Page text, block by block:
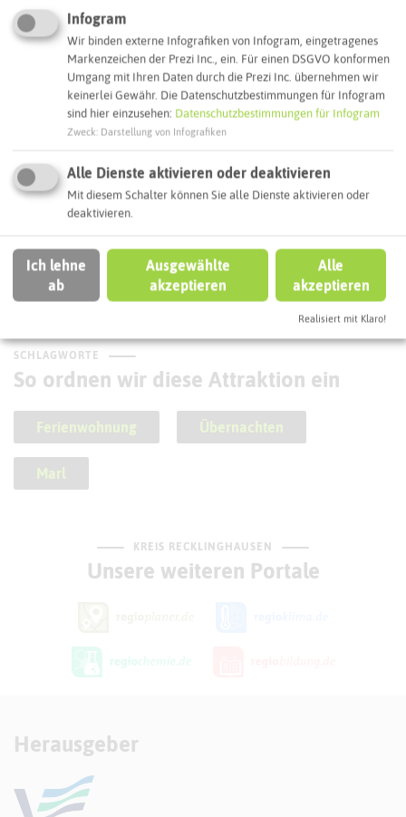
MARL
Von Gelsenkirchen nach Reken (X7)
SCHLAGWORTE
So ordnen wir diese Attraktion ein
Ferienwohnung Übernachten
Marl
KREIS RECKLINGHAUSEN
Unsere weiteren Portale
Herausgeber
Infogram
Wir binden externe Infografiken von Infogram, eingetragenes
Markenzeichen der Prezi Inc., ein. Für einen DSGVO konformen
Umgang mit Ihren Daten durch die Prezi Inc. übernehmen wir
keinerlei Gewähr. Die Datenschutzbestimmungen für Infogram
sind hier einzusehen: Datenschutzbestimmungen für Infogram
Zweck Darstellung von Infografiken
Alle Dienste aktivieren oder deaktivieren
Mit diesem Schalter können Sie alle Dienste aktivieren oder
deaktivieren.
Ich lehne
ab
Ausgewählte
akzeptieren
Alle
akzeptieren
Realisiert mit Klaro!